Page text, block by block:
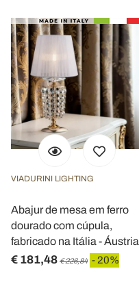
VIADURINI LIGHTING
Abajur de mesa em ferro
dourado com cúpula,
fabricado na Itália - Áustria
€ 181,48 € 226,84 - 20%